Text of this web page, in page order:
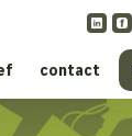
contact